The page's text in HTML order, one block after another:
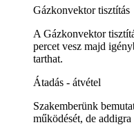
Gázkonvektor tisztítás
A Gázkonvektor
percet vesz majd
tarthat.
Átadás - átvétel
Szakemberünk
működését, de